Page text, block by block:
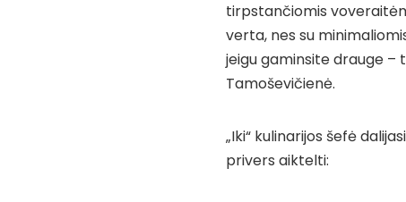
tirpstančiomis
verta, nes su
jeigu gaminsite drauge –
Tamoševičienė.
„Iki“ kulinarijos šefė
privers aiktelti: